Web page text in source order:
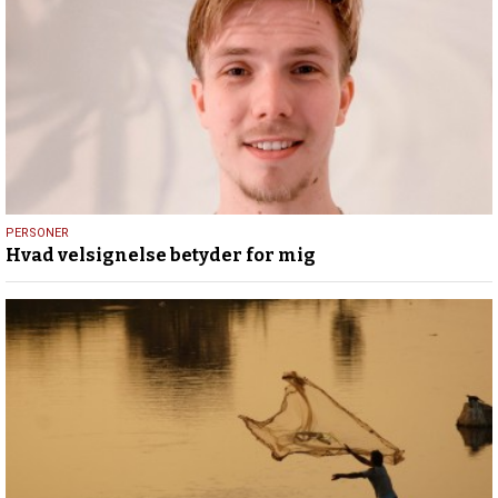
13.
maj
2026
PERSONER
Hvad velsignelse betyder for mig